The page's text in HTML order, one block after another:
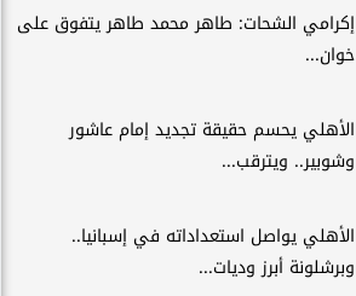
إكرامي الشحات: طاهر محمد طاهر يتفوق على
خوان...
الأهلي يحسم حقيقة تجديد إمام عاشور
وشوبير.. ويترقب...
الأهلي يواصل استعداداته في إسبانيا..
وبرشلونة أبرز وديات...